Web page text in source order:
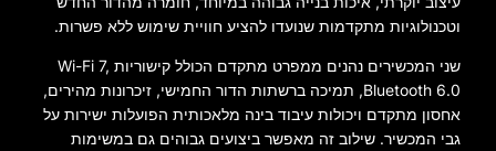
וטכנולוגיות מתקדמות שנועדו להציע חוויית שימוש ללא פשרות.
שני המכשירים נהנים ממפרט מתקדם הכולל קישוריות Wi-Fi 7,
Bluetooth 6.0, תמיכה ברשתות הדור החמישי, זיכרונות מהירים,
אחסון מתקדם ויכולות עיבוד בינה מלאכותית הפועלות ישירות על
גבי המכשיר. שילוב זה מאפשר ביצועים גבוהים גם במשימות